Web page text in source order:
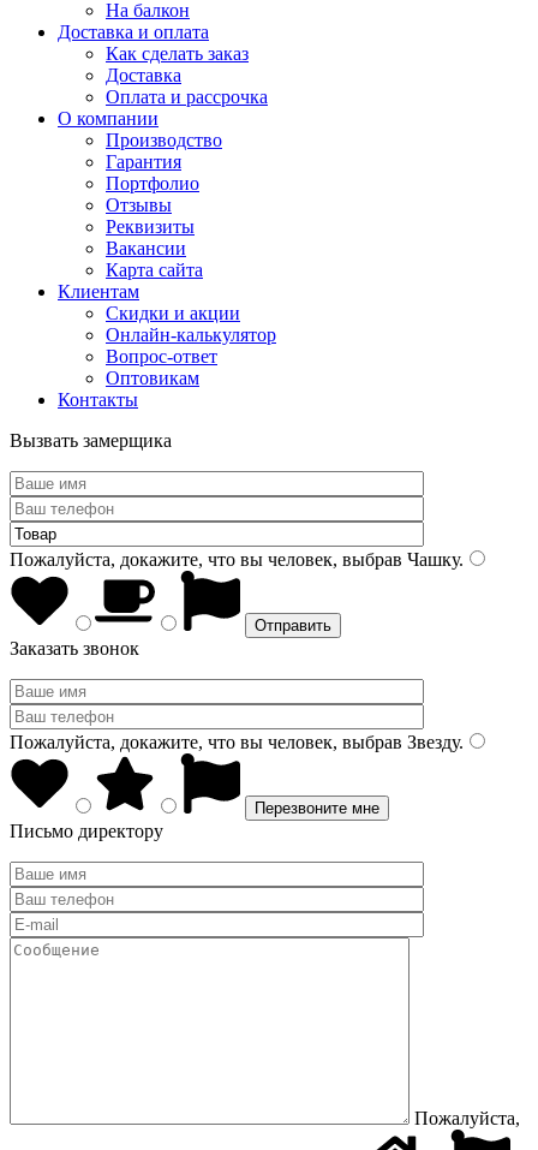
На балкон
Доставка и оплата
Как сделать заказ
Доставка
Оплата и рассрочка
О компании
Производство
Гарантия
Портфолио
Отзывы
Реквизиты
Вакансии
Карта сайта
Клиентам
Скидки и акции
Онлайн-калькулятор
Вопрос-ответ
Оптовикам
Контакты
Вызвать замерщика
Пожалуйста, докажите, что вы человек, выбрав Чашку.
Заказать звонок
Пожалуйста, докажите, что вы человек, выбрав Звезду.
Письмо директору
Пожалуйста,